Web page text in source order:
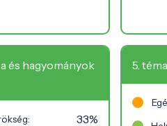
és hagyományok
33%
5.